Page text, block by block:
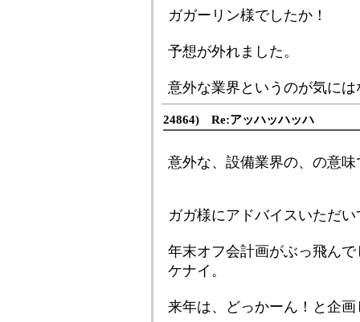
ガガーリン様でしたか！
予想が外れました。
意外な業界というのが気に
24864) Re:アッハッハッハ
意外な、設備業界の、の意味
ガガ様にアドバイスいただ
年末オフ会計画がぶっ飛ん
ケナイ。
来年は、どっかーん！と企